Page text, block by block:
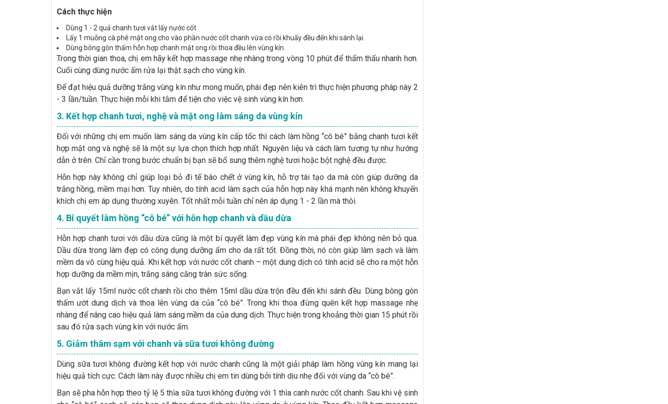
Cách thực hiện
Dùng 1 - 2 quả chanh tươi vắt lấy nước cốt
Lấy 1 muỗng cà phê mật ong cho vào phần nước cốt chanh vừa có rồi khuấy đều đến khi sánh lại.
Dùng bông gòn thấm hỗn hợp chanh mật ong rồi thoa đều lên vùng kín.
Trong thời gian thoa, chị em hãy kết hợp massage nhẹ nhàng trong vòng 10 phút để thẩm thấu nhanh hơn.
Cuối cùng dùng nước ấm rửa lại thật sạch cho vùng kín.
Để đạt hiệu quả dưỡng trắng vùng kín như mong muốn, phái đẹp nên kiên trì thực hiện phương pháp này 2
- 3 lần/tuần. Thực hiện mỗi khi tắm để tiện cho việc vệ sinh vùng kín hơn.
3. Kết hợp chanh tươi, nghệ và mật ong làm sáng da vùng kín
Đối với những chị em muốn làm sáng da vùng kín cấp tốc thì cách làm hồng “cô bé” bằng chanh tươi kết
hợp mật ong và nghệ sẽ là một sự lựa chọn thích hợp nhất. Nguyên liệu và cách làm tương tự như hướng
dẫn ở trên. Chỉ cần trong bước chuẩn bị bạn sẽ bổ sung thêm nghệ tươi hoặc bột nghệ đều được.
Hỗn hợp này không chỉ giúp loại bỏ đi tế bào chết ở vùng kín, hỗ trợ tái tạo da mà còn giúp dưỡng da
trắng hồng, mềm mại hơn. Tuy nhiên, do tính acid làm sạch của hỗn hợp này khá mạnh nên không khuyến
khích chị em áp dụng thường xuyên. Tốt nhất mỗi tuần chỉ nên áp dụng 1 - 2 lần mà thôi.
4. Bí quyết làm hồng “cô bé” với hỗn hợp chanh và dầu dừa
Hỗn hợp chanh tươi với dầu dừa cũng là một bí quyết làm đẹp vùng kín mà phái đẹp không nên bỏ qua.
Dầu dừa trong làm đẹp có công dụng dưỡng ẩm cho da rất tốt. Đồng thời, nó còn giúp làm sạch và làm
mềm da vô cùng hiệu quả. Khi kết hợp với nước cốt chanh – một dung dịch có tính acid sẽ cho ra một hỗn
hợp dưỡng da mềm mịn, trắng sáng căng tràn sức sống.
Bạn vắt lấy 15ml nước cốt chanh rồi cho thêm 15ml dầu dừa trộn đều đến khi sánh đều. Dùng bông gòn
thấm ướt dung dịch và thoa lên vùng da của “cô bé”. Trong khi thoa đừng quên kết hợp massage nhẹ
nhàng để nâng cao hiệu quả làm sáng mềm da của dung dịch. Thực hiện trong khoảng thời gian 15 phút rồi
sau đó rửa sạch vùng kín với nước ấm.
5. Giảm thâm sạm với chanh và sữa tươi không đường
Dùng sữa tươi không đường kết hợp với nước chanh cũng là một giải pháp làm hồng vùng kín mang lại
hiệu quả tích cực. Cách làm này được nhiều chị em tin dùng bởi tính dịu nhẹ đối với vùng da “cô bé”.
Bạn sẽ pha hỗn hợp theo tỷ lệ 5 thìa sữa tươi không đường với 1 thìa canh nước cốt chanh. Sau khi vệ sinh